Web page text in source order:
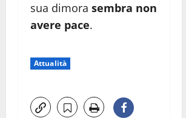
sua dimora sembra non
avere pace.
Attualità